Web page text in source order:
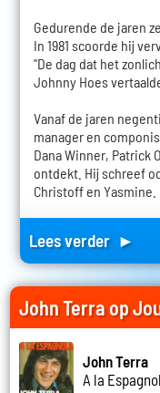
Gedurende de jaren
In 1981 scoorde hij
"De dag dat het
Johnny Hoes
Vanaf de jaren
manager en
Dana Winner, Patrick
ontdekt. Hij schreef
Christoff en Yasmine.
Lees verder ►
John Terra op
John Terra
A la